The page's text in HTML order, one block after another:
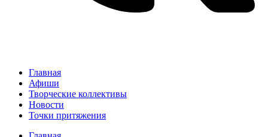
Главная
Афиши
Творческие коллективы
Новости
Точки притяжения